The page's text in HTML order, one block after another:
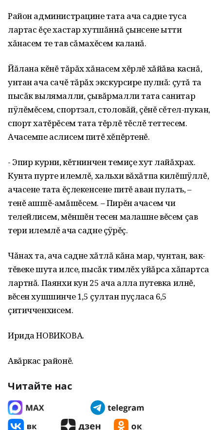
Район администрацине тата ача садне туса
лартас ĕçе хастар хутшăннă çынсене ытти
хăнасем те тав сăмахĕсем каланă.
Йăлана кĕнĕ тăрăх хăнасем хĕрлĕ хăйăва каснă‚
унтан ача сачĕ тăрăх экскурсире пулнă: çутă та
пысăк вылямалли, çывăрмалли тата санитар
пÿлĕмĕсем‚ спортзал‚ столовăй‚ çĕнĕ сĕтел-пукан‚
спорт хатĕрĕсем тата тĕрлĕ тĕслĕ теттесем.
Ачасемпе аслисем питĕ хĕпĕртенĕ.
- Эпир курни‚ кĕтнинчен темиçе хут лайăхрах.
Кунта пурте илемлĕ‚ хальхи вăхăтпа килĕшÿллĕ‚
ачасене тата ĕçлекенсене питĕ аван пулать‚ –
тенĕ ашшĕ-амăшĕсем. – Пирĕн ачасем чи
телейлисем‚ мĕншĕн тесен малашне вĕсем çав
тери илемлĕ ача садне çÿрĕç.
Чăнах та‚ ача садне хăтлă кăна мар‚ чунтан‚ вак-
тĕвеке шута илсе, пысăк тимлĕх уйăрса хăпартса
лартнă. Паянхи кун 25 ача алла путевка илнĕ‚
вĕсен хушшинче 1‚5 çултан пуçласа 6‚5
çитичченхисем.
Ирида НОВИКОВА.
Авăркас районĕ.
Читайте нас